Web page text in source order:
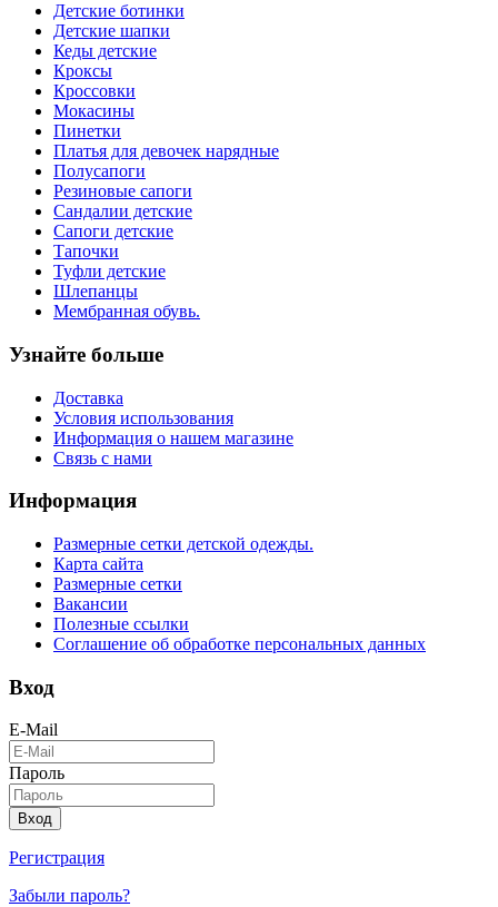
Детские ботинки
Детские шапки
Кеды детские
Кроксы
Кроссовки
Мокасины
Пинетки
Платья для девочек нарядные
Полусапоги
Резиновые сапоги
Сандалии детские
Сапоги детские
Тапочки
Туфли детские
Шлепанцы
Мембранная обувь.
Узнайте больше
Доставка
Условия использования
Информация о нашем магазине
Связь с нами
Информация
Размерные сетки детской одежды.
Карта сайта
Размерные сетки
Вакансии
Полезные ссылки
Соглашение об обработке персональных данных
Вход
E-Mail
Пароль
Вход
Регистрация
Забыли пароль?